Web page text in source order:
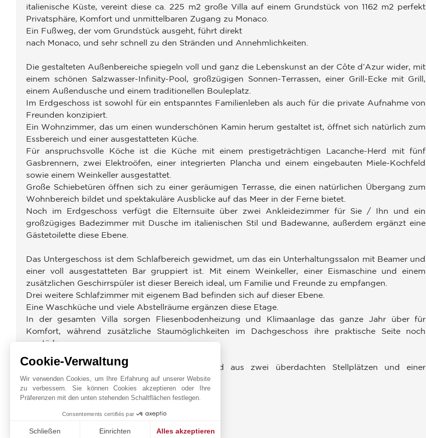
italienische Küste, vereint diese ca. 225 m2 große Villa auf einem Grundstück von 1162 m2 perfekt
Privatsphäre, Komfort und unmittelbaren Zugang zu Monaco.
Ein Fußweg, der vom Grundstück ausgeht, führt direkt
nach Monaco, und sehr schnell zu den Stränden und Annehmlichkeiten.
Die gestalteten Außenbereiche spiegeln voll und ganz die Lebenskunst an der Côte d’Azur wider, mit
einem schönen Salzwasser-Infinity-Pool, großzügigen Sonnen-Terrassen, einer Grill-Ecke mit Grill,
einem Außendusche und einem traditionellen Bouleplatz.
Im Erdgeschoss ist sowohl für ein entspanntes Familienleben als auch für die private Aufnahme von
Freunden konzipiert.
Ein Wohnzimmer, das um einen wunderschönen Kamin herum gestaltet ist, öffnet sich natürlich zum
Essbereich und einer ausgestatteten Küche.
Für anspruchsvolle Köche ist die Küche mit einem prestigeträchtigen Lacanche-Herd mit fünf
Gasbrennern, zwei Elektroöfen, einer integrierten Plancha und einem eingebauten Miele-Kochfeld
sowie einem Weinkeller ausgestattet.
Große Schiebetüren öffnen sich zu einer geräumigen Terrasse, die einen natürlichen Übergang zum
Wohnbereich bildet und spektakuläre Ausblicke auf das Meer in der Ferne bietet.
Noch im Erdgeschoss verfügt die Elternsuite über zwei Ankleidezimmer für Sie / Ihn und ein
großzügiges Badezimmer mit Dusche im italienischen Stil und Badewanne, außerdem ergänzt eine
Gästetoilette diese Ebene.
Das Untergeschoss ist dem Schlafbereich gewidmet, um das ein Unterhaltungssalon mit Beamer und
einer voll ausgestatteten Bar gruppiert ist. Mit einem Weinkeller, einer Eismaschine und einem
zusätzlichen Geschirrspüler ist dieser Bereich ideal, um Familie und Freunde zu empfangen.
Drei weitere Schlafzimmer mit eigenem Bad befinden sich auf dieser Ebene.
Eine Waschküche und viele Abstellräume ergänzen diese Etage.
In der gesamten Villa sorgen Fliesenbodenheizung und Klimaanlage das ganze Jahr über für
Komfort, während zusätzliche Staumöglichkeiten im Dachgeschoss ihre praktische Seite noch
verstärken.
Privatparkplatz für drei Fahrzeuge, bestehend aus zwei überdachten Stellplätzen und einer
vollständig geschlossenen Garage.
UMGEBUNG
Cookie-Verwaltung
Wir verwenden Cookies, um Ihre Erfahrung auf unserer Website
zu verbessern. Sie können Cookies akzeptieren oder Ihre
Präferenzen mit den unten stehenden Schaltflächen festlegen.
Consentements certifiés par
Schließen Einrichten Alles akzeptieren